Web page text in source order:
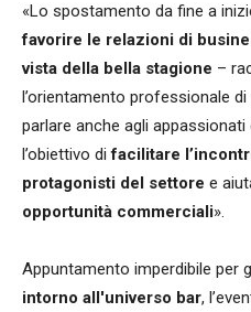
«Lo spostamento da fine a
favorire le relazioni di
vista della bella stagione –
l’orientamento professionale
parlare anche agli
l’obiettivo difacilitare
protagonisti del settore e
opportunità commerciali».
Appuntamento imperdibile per
intorno all'universo bar,